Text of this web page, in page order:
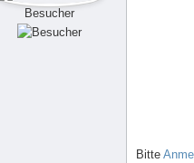
Besucher
Bitte